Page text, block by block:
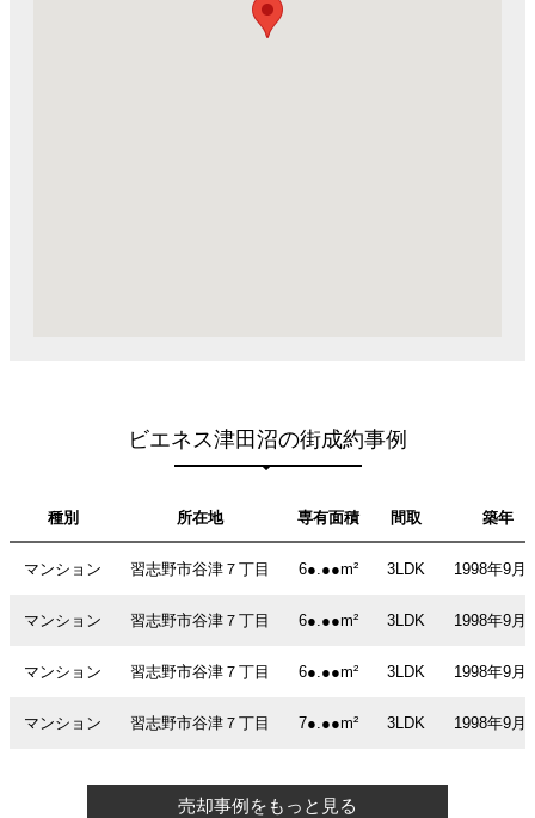
ビエネス津田沼の街成約事例
種別 所在地 専有面積 間取 築年
マンション 習志野市谷津７丁目 6●.●●m² 3LDK 1998年9月
マンション 習志野市谷津７丁目 6●.●●m² 3LDK 1998年9月
マンション 習志野市谷津７丁目 6●.●●m² 3LDK 1998年9月
マンション 習志野市谷津７丁目 7●.●●m² 3LDK 1998年9月
売却事例をもっと見る